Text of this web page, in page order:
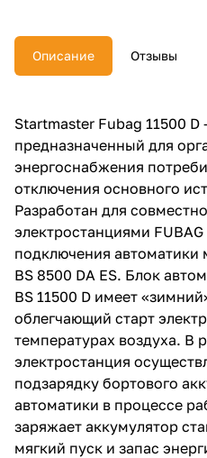
Описание Отзывы
Startmaster Fubag 11500 D
предназначенный для
энергоснабжения
отключения основного
Разработан для
электростанциями
подключения автоматики
BS 8500 DA ES. Блок
BS 11500 D имеет
облегчающий старт
температурах воздуха. В
электростанция
подзарядку бортового
автоматики в процессе
заряжает аккумулятор
мягкий пуск и запас